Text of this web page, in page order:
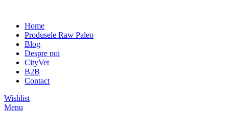
Home
Produsele Raw Paleo
Blog
Despre noi
CityVet
B2B
Contact
Wishlist
Menu